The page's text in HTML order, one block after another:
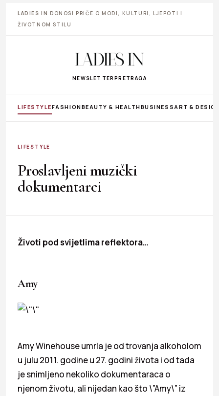
LADIES IN DONOSI PRIČE O MODI, KULTURI, LJEPOTI I
ŽIVOTNOM STILU
NEWSLETTER PRETRAGA
LIFESTYLEFASHIONBEAUTY & HEALTHBUSINESS ART &
LIFESTYLE
Proslavljeni muzički
dokumentarci
Životi pod svijetlima reflektora…
Amy
Amy Winehouse umrla je od trovanja alkoholom
u julu 2011. godine u 27. godini života i od tada
je snimljeno nekoliko dokumentaraca o
njenom životu, ali nijedan kao što \”Amy\” iz